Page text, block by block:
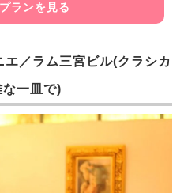
ランを見る
エ／ラム三宮ビル(クラシカ
一皿で)